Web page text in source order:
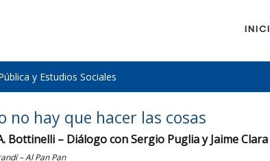
y Estudios Sociales
no hay que hacer las cosas
Bottinelli – Diálogo con Sergio Puglia y Jaime Clara
– Al Pan Pan